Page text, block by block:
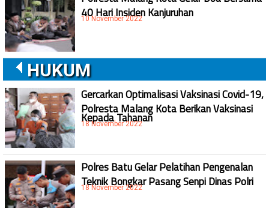
40 Hari Insiden Kanjuruhan
10 November 2022
HUKUM
Gercarkan Optimalisasi Vaksinasi Covid-19,
Polresta Malang Kota Berikan Vaksinasi
Kepada Tahanan
18 November 2022
Polres Batu Gelar Pelatihan Pengenalan
Teknik Bongkar Pasang Senpi Dinas Polri
18 November 2022